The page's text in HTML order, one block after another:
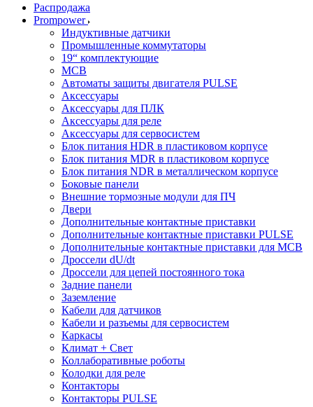
Распродажа
Prompower
Индуктивные датчики
Промышленные коммутаторы
19“ комплектующие
MCB
Автоматы защиты двигателя PULSE
Аксессуары
Аксессуары для ПЛК
Аксессуары для реле
Аксессуары для сервосистем
Блок питания HDR в пластиковом корпусе
Блок питания MDR в пластиковом корпусе
Блок питания NDR в металлическом корпусе
Боковые панели
Внешние тормозные модули для ПЧ
Двери
Дополнительные контактные приставки
Дополнительные контактные приставки PULSE
Дополнительные контактные приставки для MCB
Дроссели dU/dt
Дроссели для цепей постоянного тока
Задние панели
Заземление
Кабели для датчиков
Кабели и разъемы для сервосистем
Каркасы
Климат + Свет
Коллаборативные роботы
Колодки для реле
Контакторы
Контакторы PULSE